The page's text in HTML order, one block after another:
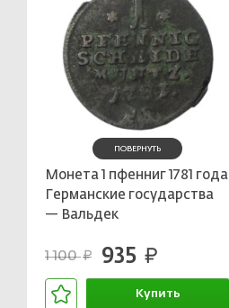
ПОВЕРНУТЬ
Монета 1 пфенниг 1781 года
Германские государства
— Вальдек
1 100руб. 935 руб.
Купить